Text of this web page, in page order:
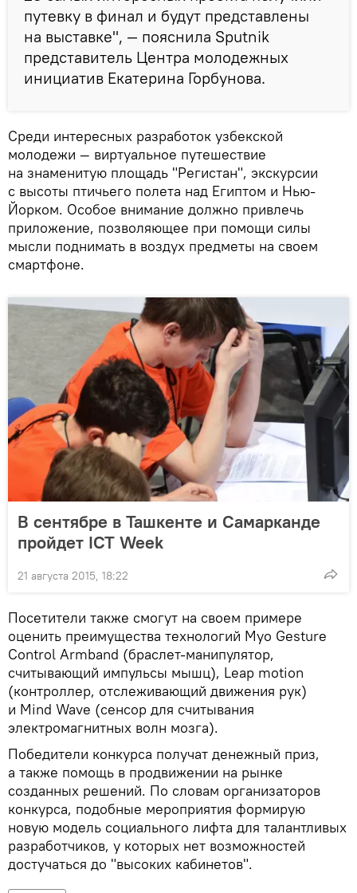
путевку в финал и будут представлены
на выставке", — пояснила Sputnik
представитель Центра молодежных
инициатив Екатерина Горбунова.
Среди интересных разработок узбекской
молодежи — виртуальное путешествие
на знаменитую площадь "Регистан", экскурсии
с высоты птичьего полета над Египтом и Нью-
Йорком. Особое внимание должно привлечь
приложение, позволяющее при помощи силы
мысли поднимать в воздух предметы на своем
смартфоне.
В сентябре в Ташкенте и Самарканде
пройдет ICT Week
21 августа 2015, 18:22
Посетители также смогут на своем примере
оценить преимущества технологий Myo Gesture
Control Armband (браслет-манипулятор,
считывающий импульсы мышц), Leap motion
(контроллер, отслеживающий движения рук)
и Mind Wave (сенсор для считывания
электромагнитных волн мозга).
Победители конкурса получат денежный приз,
а также помощь в продвижении на рынке
созданных решений. По словам организаторов
конкурса, подобные мероприятия формирую
новую модель социального лифта для талантливых
разработчиков, у которых нет возможностей
достучаться до "высоких кабинетов".